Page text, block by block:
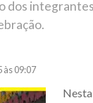
dos
09:07